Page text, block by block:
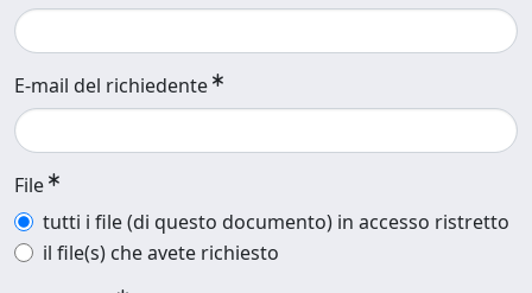
E-mail del richiedente
File
tutti i file (di questo documento) in accesso ristretto
il file(s) che avete richiesto